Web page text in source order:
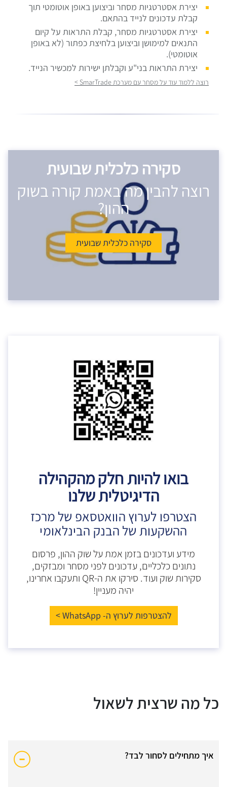
יצירת אסטרטגיות מסחר וביצוען באופן אוטומטי תוך
קבלת עדכונים לנייד בהתאם.
יצירת אסטרטגיות מסחר, קבלת התראות על קיום
התנאים למימושן וביצוען בלחיצת כפתור (לא באופן
אוטומטי).
יצירת התראות בני"ע וקבלתן ישירות למכשיר הנייד.
רוצה ללמוד עוד על מסחר עם מערכת SmarTrade >
סקירה כלכלית שבועית
רוצה להבין מה באמת קורה בשוק
ההון?
סקירה כלכלית שבועית
בואו להיות חלק מהקהילה
הדיגיטלית שלנו
הצטרפו לערוץ הוואטסאפ של מרכז
ההשקעות של הבנק הבינלאומי
מידע ועדכונים בזמן אמת על שוק ההון, פרסום
נתונים כלכליים, עדכונים לפני מסחר ומבזקים,
סקירות שוק ועוד. סירקו את ה-QR ותעקבו אחרינו,
יהיה מעניין!
להצטרפות לערוץ ה- WhatsApp >
כל מה שרצית לשאול
איך מתחילים לסחור לבד?